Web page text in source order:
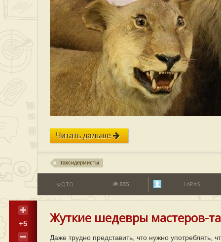
Читать дальше
таксидермисты
ФОТО 935 LAPAS
+5 Жуткие шедевры мастеров-
Даже трудно представить, что нужно употреблять,